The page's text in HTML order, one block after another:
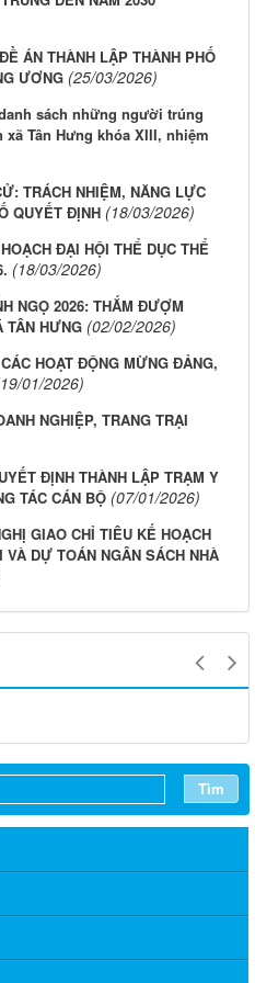
ÁN THÀNH LẬP THÀNH PHỐ
ƯƠNG (25/03/2026)
sách những người trúng
Tân Hưng khóa XIII, nhiệm
TRÁCH NHIỆM, NĂNG LỰC
QUYẾT ĐỊNH (18/03/2026)
ĐẠI HỘI THỂ DỤC THỂ
(18/03/2026)
NGỌ 2026: THẮM ĐƯỢM
TÂN HƯNG (02/02/2026)
HOẠT ĐỘNG MỪNG ĐẢNG,
01/2026)
NGHIỆP, TRANG TRẠI
ĐỊNH THÀNH LẬP TRẠM Y
TÁC CÁN BỘ (07/01/2026)
GIAO CHỈ TIÊU KẾ HOẠCH
DỰ TOÁN NGÂN SÁCH NHÀ
Tìm